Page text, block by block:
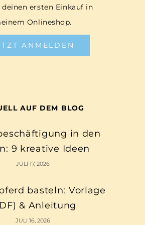
deinen ersten Einkauf in
Onlineshop.
ANMELDEN
AUF DEM BLOG
in den
9 kreative Ideen
JULI 17, 2026
basteln: Vorlage
& Anleitung
JULI 16, 2026